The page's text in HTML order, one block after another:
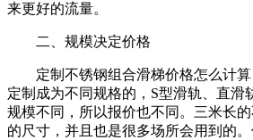
来更好的流量。
二、规模决定价格
定制不锈钢组合滑梯价格怎么计
定制成为不同规格的， S型滑轨、直滑
规模不同，所以报价也不同。三米长
的尺寸，并且也是很多场所会用到的